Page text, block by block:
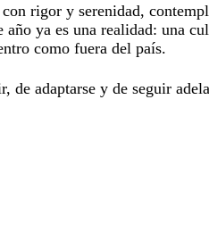
rigor y serenidad,
ya es una realidad: una
como fuera del país.
adaptarse y de seguir